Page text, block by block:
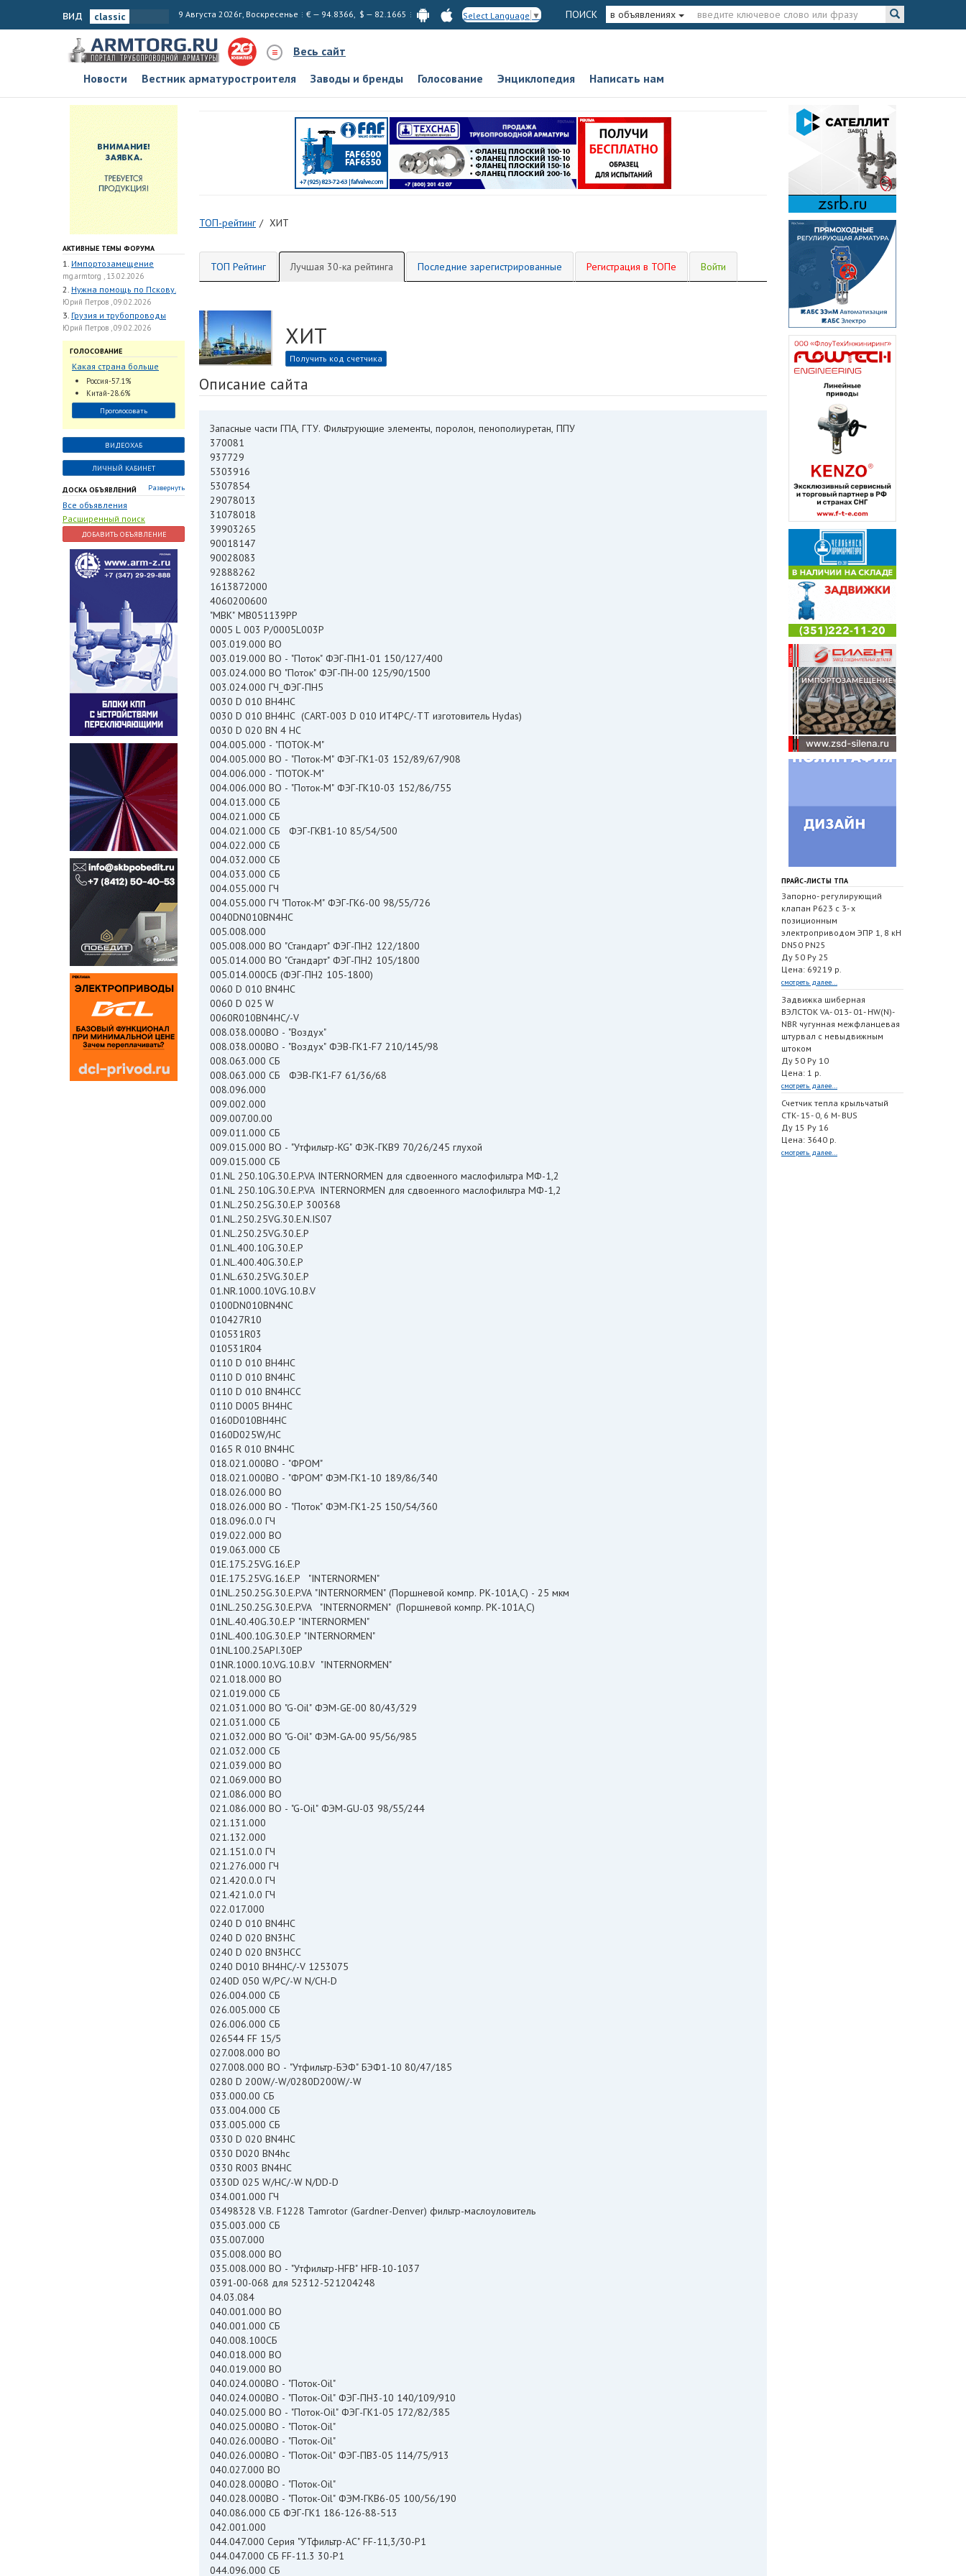
вид 9 Августа 2026г, Воскресенье € — 94.8366, $ — 82.1665 Select Language ▼ ПОИСК в объявлениях
Весь сайт
Новости
Вестник арматуростроителя Заводы и бренды Голосование Энциклопедия Написать нам
АКТИВНЫЕ ТЕМЫ ФОРУМА
1. Импортозамещение
mg.armtorg , 13.02.2026
2. Нужна помощь по Пскову.
Юрий Петров , 09.02.2026
3. Грузия и трубопроводы
Юрий Петров , 09.02.2026
ГОЛОСОВАНИЕ
Какая страна больше
всего поставляет
трубопроводную
арматуру в химическую
отрасль?
Россия-57.1%
Китай-28.6%
Проголосовать
ВИДЕОХАБ
ЛИЧНЫЙ КАБИНЕТ
ДОСКА ОБЪЯВЛЕНИЙ Развернуть
Все объявления
Расширенный поиск
ДОБАВИТЬ ОБЪЯВЛЕНИЕ
ТОП-рейтинг ХИТ
ТОП Рейтинг Лучшая 30-ка рейтинга Последние зарегистрированные Регистрация в ТОПе Войти
ХИТ
Получить код счетчика
Описание сайта
Запасные части ГПА, ГТУ. Фильтрующие элементы, поролон, пенополиуретан, ППУ
370081
937729
5303916
5307854
29078013
31078018
39903265
90018147
90028083
92888262
1613872000
4060200600
"МВК" МВ051139РР
0005 L 003 P/0005L003P
003.019.000 ВО
003.019.000 ВО - "Поток" ФЭГ-ПН1-01 150/127/400
003.024.000 ВО "Поток" ФЭГ-ПН-00 125/90/1500
003.024.000 ГЧ_ФЭГ-ПН5
0030 D 010 BH4HC
0030 D 010 BH4HC (CART-003 D 010 ИТ4РС/-ТТ изготовитель Hydas)
0030 D 020 BN 4 HC
004.005.000 - "ПОТОК-М"
004.005.000 ВО - "Поток-М" ФЭГ-ГК1-03 152/89/67/908
004.006.000 - "ПОТОК-М"
004.006.000 ВО - "Поток-М" ФЭГ-ГК10-03 152/86/755
004.013.000 СБ
004.021.000 СБ
004.021.000 СБ ФЭГ-ГКВ1-10 85/54/500
004.022.000 СБ
004.032.000 СБ
004.033.000 СБ
004.055.000 ГЧ
004.055.000 ГЧ "Поток-М" ФЭГ-ГК6-00 98/55/726
0040DN010BN4HC
005.008.000
005.008.000 ВО "Стандарт" ФЭГ-ПН2 122/1800
005.014.000 ВО "Стандарт" ФЭГ-ПН2 105/1800
005.014.000СБ (ФЭГ-ПН2 105-1800)
0060 D 010 BN4HC
0060 D 025 W
0060R010BN4HC/-V
008.038.000ВО - "Воздух"
008.038.000ВО - "Воздух" ФЭВ-ГК1-F7 210/145/98
008.063.000 СБ
008.063.000 СБ ФЭВ-ГК1-F7 61/36/68
008.096.000
009.002.000
009.007.00.00
009.011.000 СБ
009.015.000 ВО - "Утфильтр-KG" ФЭК-ГКВ9 70/26/245 глухой
009.015.000 СБ
01.NL 250.10G.30.E.P.VA INTERNORMEN для сдвоенного маслофильтра МФ-1,2
01.NL 250.10G.30.E.P.VA INTERNORMEN для сдвоенного маслофильтра МФ-1,2
01.NL.250.25G.30.E.P 300368
01.NL.250.25VG.30.E.N.IS07
01.NL.250.25VG.30.E.P
01.NL.400.10G.30.E.P
01.NL.400.40G.30.E.P
01.NL.630.25VG.30.E.P
01.NR.1000.10VG.10.B.V
0100DN010BN4NC
010427R10
010531R03
010531R04
0110 D 010 BH4HC
0110 D 010 BN4HC
0110 D 010 BN4HCС
0110 D005 BH4HC
0160D010BH4HC
0160D025W/HC
0165 R 010 BN4HC
018.021.000ВО - "ФРОМ"
018.021.000ВО - "ФРОМ" ФЭМ-ГК1-10 189/86/340
018.026.000 ВО
018.026.000 ВО - "Поток" ФЭМ-ГК1-25 150/54/360
018.096.0.0 ГЧ
019.022.000 ВО
019.063.000 СБ
01E.175.25VG.16.E.P
01E.175.25VG.16.E.P "INTERNORMEN"
01NL.250.25G.30.E.P.VA "INTERNORMEN" (Поршневой компр. РК-101А,С) - 25 мкм
01NL.250.25G.30.E.P.VA "INTERNORMEN" (Поршневой компр. РК-101А,С)
01NL.40.40G.30.E.P "INTERNORMEN"
01NL.400.10G.30.E.P "INTERNORMEN"
01NL100.25API.30EP
01NR.1000.10.VG.10.B.V "INTERNORMEN"
021.018.000 ВО
021.019.000 СБ
021.031.000 ВО "G-Oil" ФЭМ-GE-00 80/43/329
021.031.000 СБ
021.032.000 ВО "G-Oil" ФЭM-GA-00 95/56/985
021.032.000 СБ
021.039.000 ВО
021.069.000 ВО
021.086.000 ВО
021.086.000 ВО - "G-Oil" ФЭМ-GU-03 98/55/244
021.131.000
021.132.000
021.151.0.0 ГЧ
021.276.000 ГЧ
021.420.0.0 ГЧ
021.421.0.0 ГЧ
022.017.000
0240 D 010 BN4HC
0240 D 020 BN3HC
0240 D 020 BN3HCC
0240 D010 BH4HC/-V 1253075
0240D 050 W/РС/-W N/СH-D
026.004.000 СБ
026.005.000 СБ
026.006.000 СБ
026544 FF 15/5
027.008.000 ВО
027.008.000 ВО - "Утфильтр-БЭФ" БЭФ1-10 80/47/185
0280 D 200W/-W/0280D200W/-W
033.000.00 СБ
033.004.000 СБ
033.005.000 СБ
0330 D 020 BN4HC
0330 D020 BN4hc
0330 R003 BN4HC
0330D 025 W/HC/-W N/DD-D
034.001.000 ГЧ
03498328 V.B. F1228 Tamrotor (Gardner-Denver) фильтр-маслоуловитель
035.003.000 СБ
035.007.000
035.008.000 ВО
035.008.000 ВО - "Утфильтр-HFB" HFB-10-1037
0391-00-068 для 52312-521204248
04.03.084
040.001.000 ВО
040.001.000 СБ
040.008.100СБ
040.018.000 ВО
040.019.000 ВО
040.024.000ВО - "Поток-Oil"
040.024.000ВО - "Поток-Oil" ФЭГ-ПН3-10 140/109/910
040.025.000 ВО - "Поток-Oil" ФЭГ-ГК1-05 172/82/385
040.025.000ВО - "Поток-Oil"
040.026.000ВО - "Поток-Oil"
040.026.000ВО - "Поток-Oil" ФЭГ-ПВ3-05 114/75/913
040.027.000 ВО
040.028.000ВО - "Поток-Oil"
040.028.000ВО - "Поток-Oil" ФЭМ-ГКВ6-05 100/56/190
040.086.000 СБ ФЭГ-ГК1 186-126-88-513
042.001.000
044.047.000 Серия "УТфильтр-АС" FF-11,3/30-P1
044.047.000 СБ FF-11.3 30-P1
044.096.000 СБ
ПРАЙС-ЛИСТЫ ТПА
Запорно- регулирующий
клапан Р623 с 3- х
позиционным
электроприводом ЭПР 1, 8 кН
DN50 PN25
Ду 50 Ру 25
Цена: 69219 р.
смотреть далее...
Задвижка шиберная
ВЭЛСТОК VA- 013- 01- HW(N)-
NBR чугунная межфланцевая
штурвал с невыдвижным
штоком
Ду 50 Ру 10
Цена: 1 р.
смотреть далее...
Счетчик тепла крыльчатый
СТК- 15- 0, 6 M- BUS
Ду 15 Ру 16
Цена: 3640 р.
смотреть далее...